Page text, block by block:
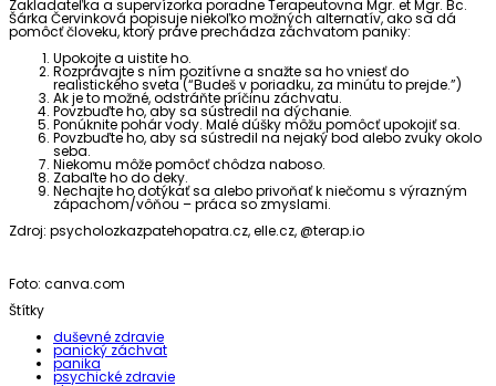
Zakladateľka a supervízorka poradne Terapeutovna Mgr. et Mgr. Bc.
Šárka Červinková popisuje niekoľko možných alternatív, ako sa dá
pomôcť človeku, ktorý práve prechádza záchvatom paniky:
Upokojte a uistite ho.
Rozprávajte s ním pozitívne a snažte sa ho vniesť do
realistického sveta (“Budeš v poriadku, za minútu to prejde.”)
Ak je to možné, odstráňte príčinu záchvatu.
Povzbuďte ho, aby sa sústredil na dýchanie.
Ponúknite pohár vody. Malé dúšky môžu pomôcť upokojiť sa.
Povzbuďte ho, aby sa sústredil na nejaký bod alebo zvuky okolo
seba.
Niekomu môže pomôcť chôdza naboso.
Zabaľte ho do deky.
Nechajte ho dotýkať sa alebo privoňať k niečomu s výrazným
zápachom/vôňou – práca so zmyslami.
Zdroj: psycholozkazpatehopatra.cz, elle.cz, @terap.io
Foto: canva.com
Štítky
duševné zdravie
panický záchvat
panika
psychické zdravie